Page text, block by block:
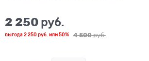
4 500 руб.
2 250 руб.
выгода 2 250 руб. или50%